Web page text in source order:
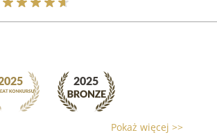
Pokaż więcej >>